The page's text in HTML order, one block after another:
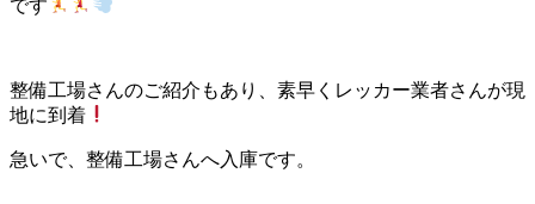
です
整備工場さんのご紹介もあり、素早くレッカー業者さんが現
地に到着
急いで、整備工場さんへ入庫です。